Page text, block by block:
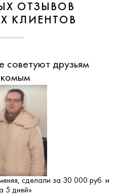
ОТЗЫВОВ
КЛИЕНТОВ
друзьям
сделали за 30 000 руб. и
5 дней»